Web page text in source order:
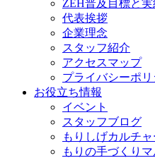
ZEH普及目標と実
代表挨拶
企業理念
スタッフ紹介
アクセスマップ
プライバシーポリ
お役立ち情報
イベント
スタッフブログ
もりしげカルチ
もりの手づくりマ